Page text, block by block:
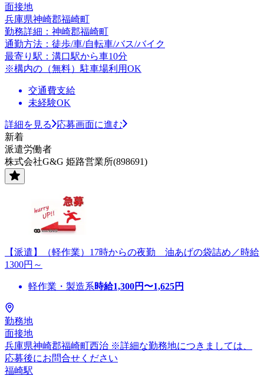
面接地
兵庫県神崎郡福崎町
勤務詳細：神崎郡福崎町
通勤方法：徒歩/車/自転車/バス/バイク
最寄り駅：溝口駅から車10分
※構内の（無料）駐車場利用OK
交通費支給
未経験OK
詳細を見る
応募画面に進む
新着
派遣労働者
株式会社G&G 姫路営業所(898691)
【派遣】（軽作業）17時からの夜勤 油あげの袋詰め／時給
1300円～
軽作業・製造系時給1,300円〜1,625円
勤務地
面接地
兵庫県神崎郡福崎町西治 ※詳細な勤務地につきましては、
応募後にお問合せください
福崎駅